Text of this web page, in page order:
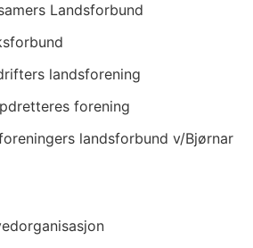
Landsforbund
landsforening
forening
landsforbund v/Bjørnar